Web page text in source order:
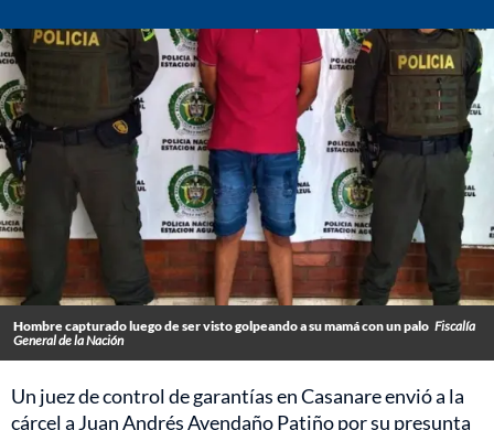
Hombre capturado luego de ser visto golpeando a su mamá con un palo Fiscalía
General de la Nación
Un juez de control de garantías en Casanare envió a la
cárcel a Juan Andrés Avendaño Patiño por su presunta